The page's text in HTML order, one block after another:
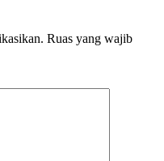
Ruas yang wajib